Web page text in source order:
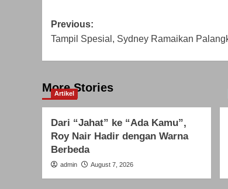
Post
navigation
Previous:
Tampil Spesial, Sydney Ramaikan
More Stories
Artikel
Dari “Jahat” ke “Ada Kamu”,
Roy Nair Hadir dengan Warna
Berbeda
admin August 7, 2026